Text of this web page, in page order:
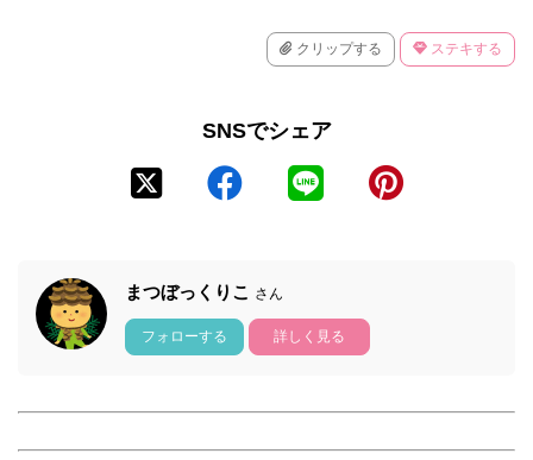
クリップする ステキする
SNSでシェア
まつぼっくりこ さん
フォローする 詳しく見る